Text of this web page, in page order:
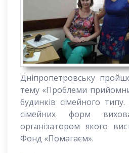
Дніпропетровську
тему «Проблеми
будинків сімейного
сімейних форм
організатором якого
Фонд «Помагаєм».